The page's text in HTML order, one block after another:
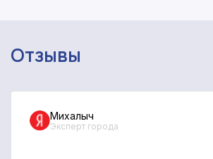
Отзывы
Михалыч
Эксперт города